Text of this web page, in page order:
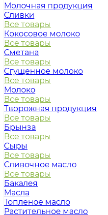
Молочная продукция
Сливки
Все товары
Кокосовое молоко
Все товары
Сметана
Все товары
Сгущенное молоко
Все товары
Молоко
Все товары
Творожная продукция
Все товары
Брынза
Все товары
Сыры
Все товары
Сливочное масло
Все товары
Бакалея
Масла
Топленое масло
Растительное масло